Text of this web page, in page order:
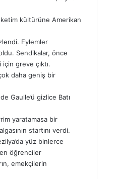
kültürüne Amerikan
Eylemler
Sendikalar, önce
greve çıktı.
daha geniş bir
Gaulle’ü gizlice Batı
yaratamasa bir
startını verdi.
yüz binlerce
öğrenciler
emekçilerin